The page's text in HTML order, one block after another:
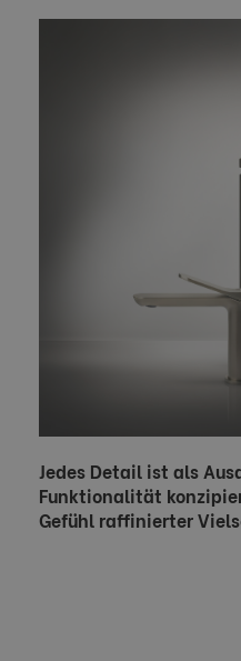
Jedes Detail ist als
Funktionalität
Gefühl raffinierter